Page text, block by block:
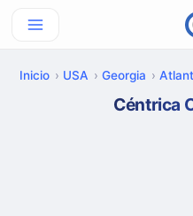
Inicio USA Georgia
Céntrica